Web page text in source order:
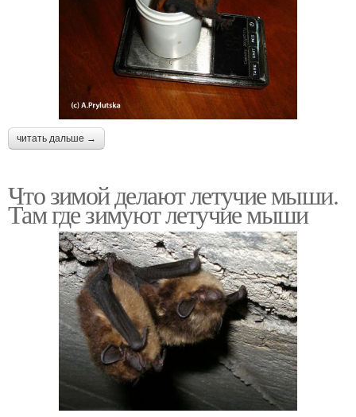
читать дальше →
Что зимой делают летучие мыши.
Там где зимуют летучие мыши